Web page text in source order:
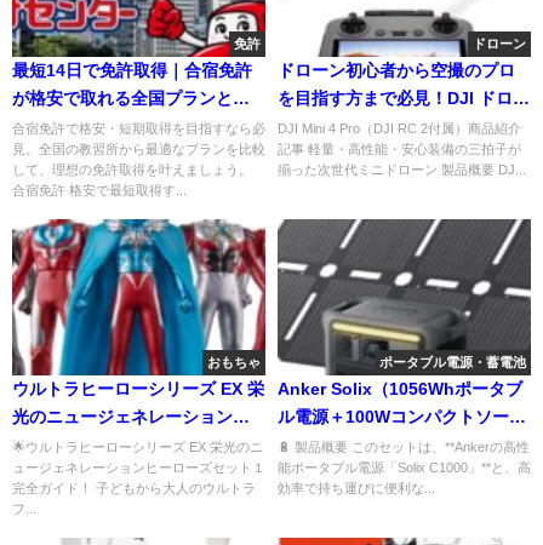
免許
最短14日で免許取得｜合宿免許
が格安で取れる全国プランと
は？
合宿免許で格安・短期取得を目指すなら必
見。全国の教習所から最適なプランを比較
して、理想の免許取得を叶えましょう。
合宿免許 格安で最短取得す...
ドローン
ドローン初心者から空撮のプロ
を目指す方まで必見！DJI ドロー
ン Mini 4 Pro！
DJI Mini 4 Pro（DJI RC 2付属）商品紹介
記事 軽量・高性能・安心装備の三拍子が
揃った次世代ミニドローン 製品概要 DJ...
おもちゃ
ウルトラヒーローシリーズ EX 栄
光のニュージェネレーションセ
ット１欲しい！
🌟ウルトラヒーローシリーズ EX 栄光のニ
ュージェネレーションヒーローズセット１
完全ガイド！ 子どもから大人のウルトラ
フ...
ポータブル電源・蓄電池
Anker Solix（1056Whポータブ
ル電源＋100Wコンパクトソーラ
ーパネル）セット
🔋 製品概要 このセットは、**Ankerの高性
能ポータブル電源「Solix C1000」**と、高
効率で持ち運びに便利な...